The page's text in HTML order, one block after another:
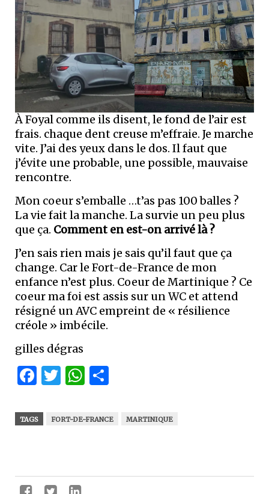
À Foyal comme ils disent, le fond de l’air est
frais. chaque dent creuse m’effraie. Je marche
vite. J’ai des yeux dans le dos. Il faut que
j’évite une probable, une possible, mauvaise
rencontre.
Mon coeur s’emballe …t’as pas 100 balles ?
La vie fait la manche. La survie un peu plus
que ça. Comment en est-on arrivé là ?
J’en sais rien mais je sais qu’il faut que ça
change. Car le Fort-de-France de mon
enfance n’est plus. Coeur de Martinique ? Ce
coeur ma foi est assis sur un WC et attend
résigné un AVC empreint de « résilience
créole » imbécile.
gilles dégras
Facebook
Twitter
WhatsApp
TAGS FORT-DE-FRANCE MARTINIQUE